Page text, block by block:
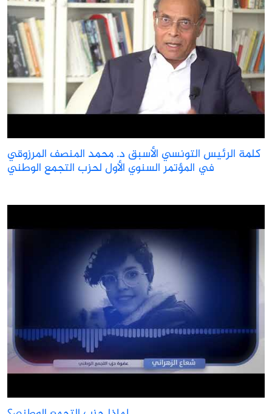
كلمة الرئيس التونسي الأسبق د. محمد المنصف المرزوقي
في المؤتمر السنوي الأول لحزب التجمع الوطني